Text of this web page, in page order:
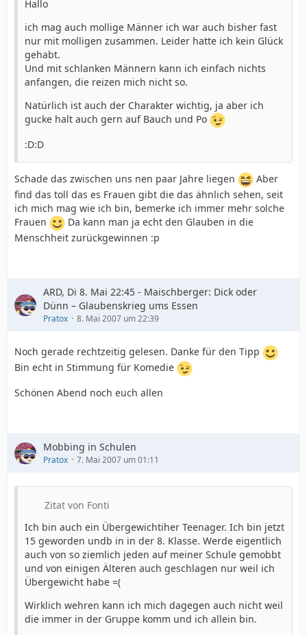
Hallo
ich mag auch mollige Männer ich war auch bisher fast
nur mit molligen zusammen. Leider hatte ich kein Glück
gehabt.
Und mit schlanken Männern kann ich einfach nichts
anfangen, die reizen mich nicht so.
Natürlich ist auch der Charakter wichtig, ja aber ich
gucke halt auch gern auf Bauch und Po
:D:D
Schade das zwischen uns nen paar Jahre liegen
Aber
find das toll das es Frauen gibt die das ähnlich sehen, seit
ich mich mag wie ich bin, bemerke ich immer mehr solche
Frauen
Da kann man ja echt den Glauben in die
Menschheit zurückgewinnen :p
ARD, Di 8. Mai 22:45 - Maischberger: Dick oder
Dünn – Glaubenskrieg ums Essen
Pratox 8. Mai 2007 um 22:39
Noch gerade rechtzeitig gelesen. Danke für den Tipp
Bin echt in Stimmung für Komedie
Schönen Abend noch euch allen
Mobbing in Schulen
Pratox 7. Mai 2007 um 01:11
Zitat von Fonti
Ich bin auch ein Übergewichtiher Teenager. Ich bin jetzt
15 geworden undb in in der 8. Klasse. Werde eigentlich
auch von so ziemlich jeden auf meiner Schule gemobbt
und von einigen Älteren auch geschlagen nur weil ich
Übergewicht habe =(
Wirklich wehren kann ich mich dagegen auch nicht weil
die immer in der Gruppe komm und ich allein bin.